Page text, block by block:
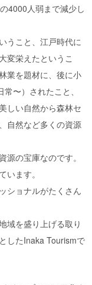
4000人弱まで減少し
うこと、江戸時代に
変栄えたというこ
業を題材に、後に小
〜）されたこと、
しい自然から森林セ
自然など多くの資源
源の宝庫なのです。
います。
ショナルがたくさん
域を盛り上げる取り
したInaka Tourismで